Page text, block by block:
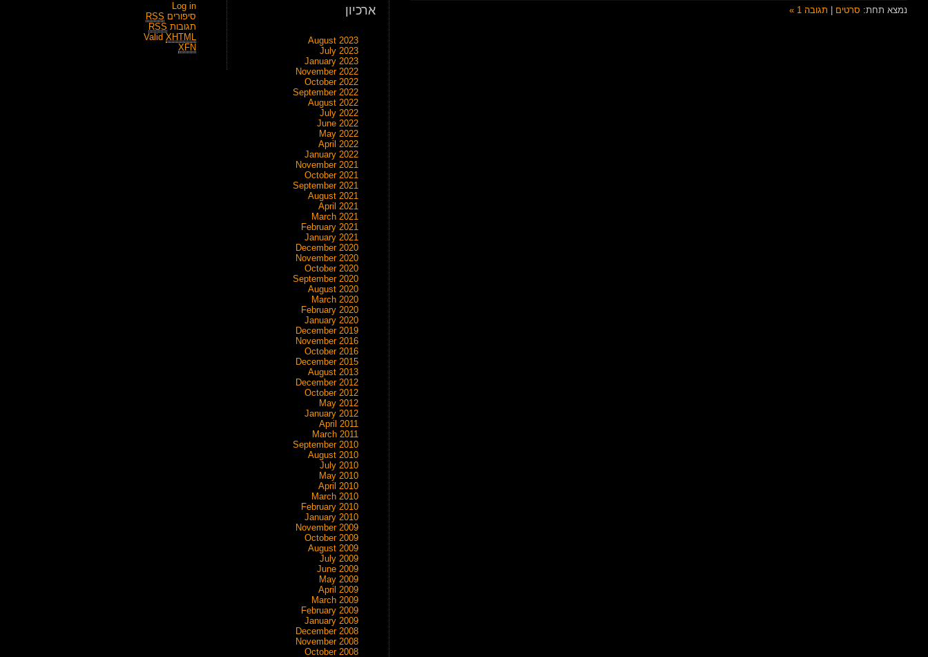
נמצא תחת: סרטים תגובה 1 » ארכיון
August 2023
July 2023
January 2023
November 2022
October 2022
September 2022
August 2022
July 2022
June 2022
May 2022
April 2022
January 2022
November 2021
October 2021
September 2021
August 2021
April 2021
March 2021
February 2021
January 2021
December 2020
November 2020
October 2020
September 2020
August 2020
March 2020
February 2020
January 2020
December 2019
November 2016
October 2016
December 2015
August 2013
December 2012
October 2012
May 2012
January 2012
April 2011
March 2011
September 2010
August 2010
July 2010
May 2010
April 2010
March 2010
February 2010
January 2010
November 2009
October 2009
August 2009
July 2009
June 2009
May 2009
April 2009
March 2009
February 2009
January 2009
December 2008
November 2008
October 2008
Log in
סיפורים RSS
תגובות RSS
ValidXHTML
XFN